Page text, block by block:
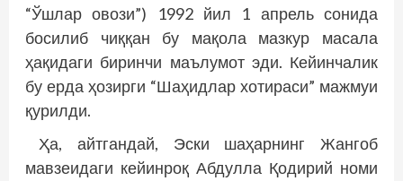
“Ўшлар овози”) 1992 йил 1 апрель сонида
босилиб чиққан бу мақола мазкур масала
ҳақидаги биринчи маълумот эди. Кейинчалик
бу ерда ҳозирги “Шаҳидлар хотираси” мажмуи
қурилди.
Ҳа, айтгандай, Эски шаҳарнинг Жангоб
мавзеидаги кейинроқ Абдулла Қодирий номи